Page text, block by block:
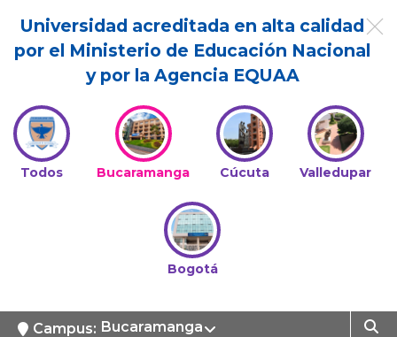
Universidad acreditada en alta calidad
por el Ministerio de Educación Nacional
y por la Agencia EQUAA
Todos Bucaramanga Cúcuta Valledupar
Bogotá
Campus: Bucaramanga